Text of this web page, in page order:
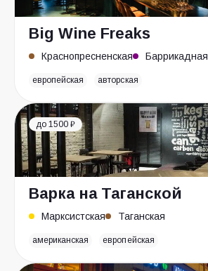
Big Wine Freaks
Краснопресненская Баррикадная
европейская авторская
до 1500 ₽
Варка на Таганской
Марксистская Таганская
американская европейская